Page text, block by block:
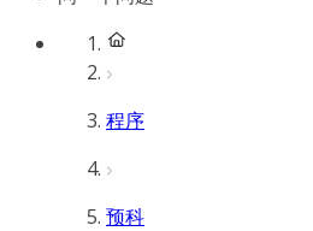
程序
预科